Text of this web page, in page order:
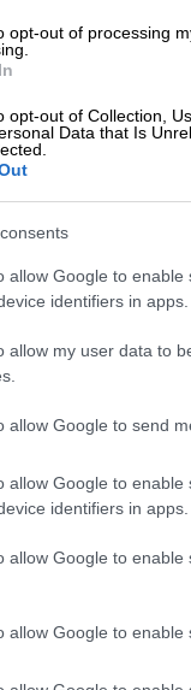
opt-out of processing
opt-out of Collection,
Data that Is
allow Google to
identifiers in apps.
allow my user data to
allow Google to send
allow Google to
identifiers in apps.
allow Google to
allow Google to enable
all.
soda, and
χρόνιαστο να
του
συχνά φαστ
αλλά στη
και την
Μέσα σε λίγα
σε αυτή την
μου. Η